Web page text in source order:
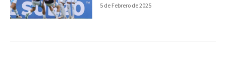
5 de Febrero de 2025